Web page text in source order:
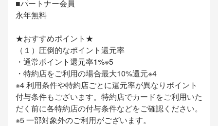
■パートナー会員
永年無料
★おすすめポイント★
（１）圧倒的なポイント還元率
・通常ポイント還元率1%※5
・特約店をご利用の場合最大10%還元※4
※4 利用条件や特約店ごとに還元率が異なりポイント
付与条件もございます。特約店でカードをご利用いた
だく前に各特約店の付与条件などをご確認ください。
※5 一部対象外のご利用がございます。